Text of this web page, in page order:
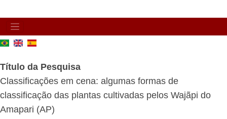
MAIN
NAVIGATION
Título da Pesquisa
Classificações em cena: algumas formas de
classificação das plantas cultivadas pelos Wajãpi do
Amapari (AP)